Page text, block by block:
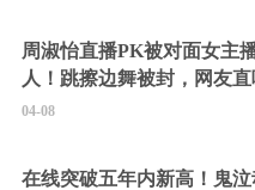
周淑怡直播PK被对面女主
人！跳擦边舞被封，网友
硬擦封的好！
04-08
在线突破五年内新高！鬼